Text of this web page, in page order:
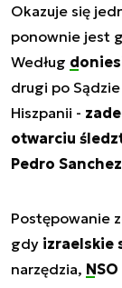
Okazuje się
ponownie jest
Według
drugi po
Hiszpanii -
otwarciu
Pedro
Postępowanie
gdy izraelskie
narzędzia,